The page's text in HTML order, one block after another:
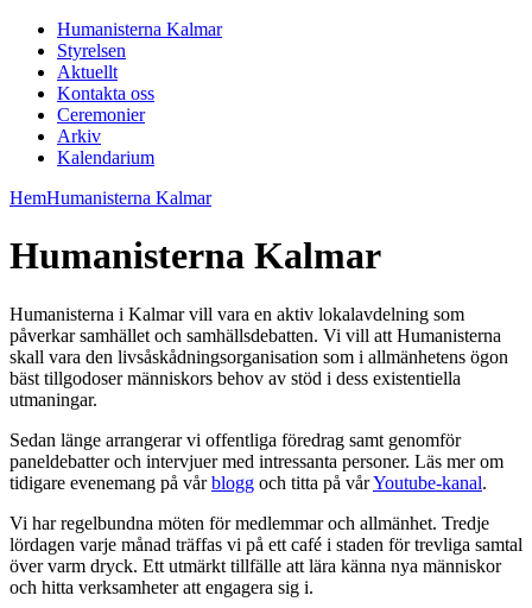
Humanisterna Kalmar
Styrelsen
Aktuellt
Kontakta oss
Ceremonier
Arkiv
Kalendarium
HemHumanisterna Kalmar
Humanisterna Kalmar
Humanisterna i Kalmar vill vara en aktiv lokalavdelning som
påverkar samhället och samhällsdebatten. Vi vill att Humanisterna
skall vara den livsåskådningsorganisation som i allmänhetens ögon
bäst tillgodoser människors behov av stöd i dess existentiella
utmaningar.
Sedan länge arrangerar vi offentliga föredrag samt genomför
paneldebatter och intervjuer med intressanta personer. Läs mer om
tidigare evenemang på vårblogg och titta på vårYoutube-kanal.
Vi har regelbundna möten för medlemmar och allmänhet. Tredje
lördagen varje månad träffas vi på ett café i staden för trevliga samtal
över varm dryck. Ett utmärkt tillfälle att lära känna nya människor
och hitta verksamheter att engagera sig i.